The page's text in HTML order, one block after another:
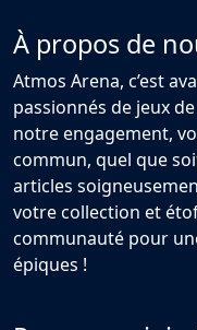
À propos de
Atmos Arena, c’est
passionnés de jeux
notre engagement,
commun, quel que
articles
votre collection et
communauté pour
épiques !